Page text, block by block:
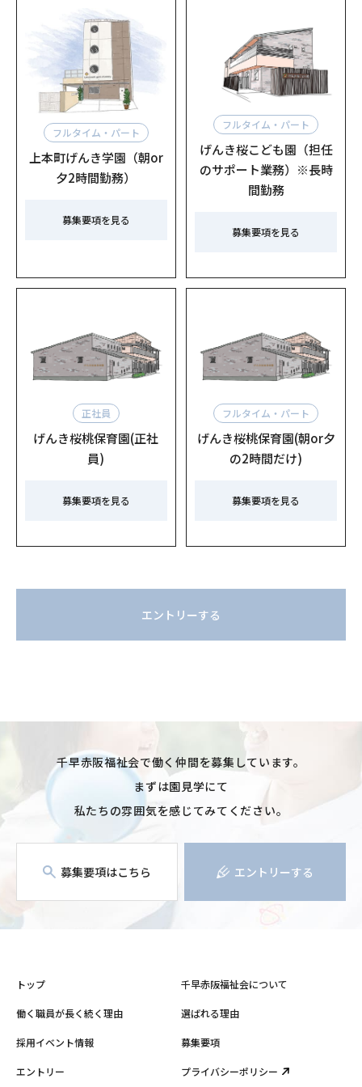
フルタイム・パート
上本町げんき学園（朝or
夕2時間勤務）
募集要項を見る
フルタイム・パート
げんき桜こども園（担任
のサポート業務）※長時
間勤務
募集要項を見る
正社員
げんき桜桃保育園(正社
員)
募集要項を見る
フルタイム・パート
げんき桜桃保育園(朝or夕
の2時間だけ)
募集要項を見る
エントリーする
千早赤阪福祉会で働く仲間を募集しています。
まずは園見学にて
私たちの雰囲気を感じてみてください。
募集要項はこちら エントリーする
トップ 千早赤阪福祉会について
働く職員が長く続く理由 選ばれる理由
採用イベント情報 募集要項
エントリー プライバシーポリシー